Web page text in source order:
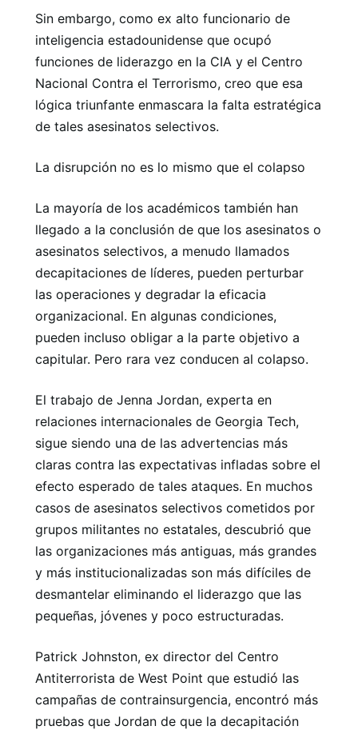
Sin embargo, como ex alto funcionario de
inteligencia estadounidense que ocupó
funciones de liderazgo en la CIA y el Centro
Nacional Contra el Terrorismo, creo que esa
lógica triunfante enmascara la falta estratégica
de tales asesinatos selectivos.
La disrupción no es lo mismo que el colapso
La mayoría de los académicos también han
llegado a la conclusión de que los asesinatos o
asesinatos selectivos, a menudo llamados
decapitaciones de líderes, pueden perturbar
las operaciones y degradar la eficacia
organizacional. En algunas condiciones,
pueden incluso obligar a la parte objetivo a
capitular. Pero rara vez conducen al colapso.
El trabajo de Jenna Jordan, experta en
relaciones internacionales de Georgia Tech,
sigue siendo una de las advertencias más
claras contra las expectativas infladas sobre el
efecto esperado de tales ataques. En muchos
casos de asesinatos selectivos cometidos por
grupos militantes no estatales, descubrió que
las organizaciones más antiguas, más grandes
y más institucionalizadas son más difíciles de
desmantelar eliminando el liderazgo que las
pequeñas, jóvenes y poco estructuradas.
Patrick Johnston, ex director del Centro
Antiterrorista de West Point que estudió las
campañas de contrainsurgencia, encontró más
pruebas que Jordan de que la decapitación